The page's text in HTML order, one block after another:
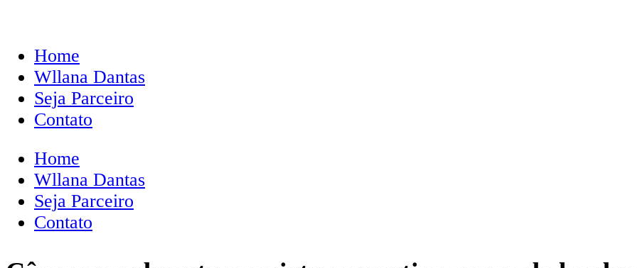
Home
Wllana Dantas
Seja Parceiro
Contato
Home
Wllana Dantas
Seja Parceiro
Contato